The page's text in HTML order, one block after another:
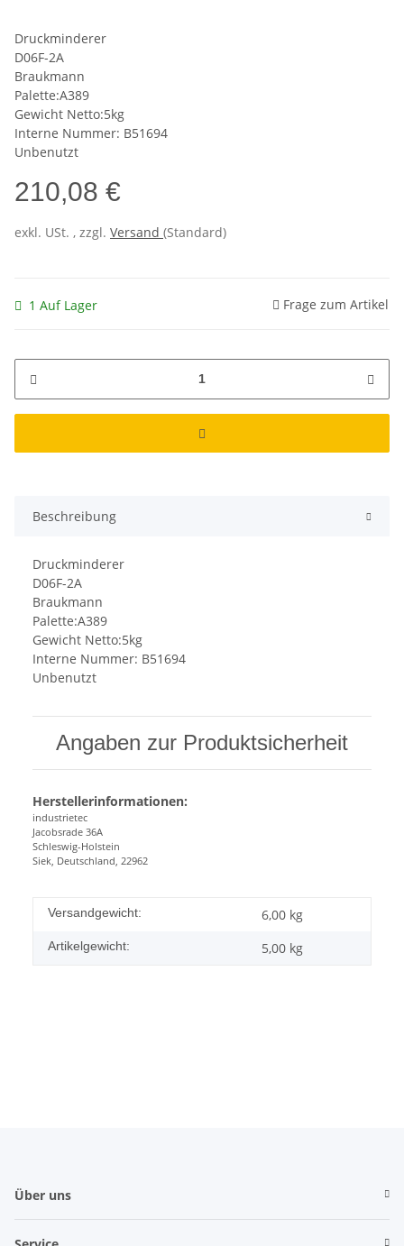
Druckminderer
D06F-2A
Braukmann
Palette:A389
Gewicht Netto:5kg
Interne Nummer: B51694
Unbenutzt
210,08 €
exkl. USt. , zzgl. Versand (Standard)
1 Auf Lager Frage zum Artikel
Beschreibung
Druckminderer
D06F-2A
Braukmann
Palette:A389
Gewicht Netto:5kg
Interne Nummer: B51694
Unbenutzt
Angaben zur Produktsicherheit
Herstellerinformationen:
industrietec
Jacobsrade 36A
Schleswig-Holstein
Siek, Deutschland, 22962
Versandgewicht: 6,00 kg
Artikelgewicht: 5,00 kg
Über uns